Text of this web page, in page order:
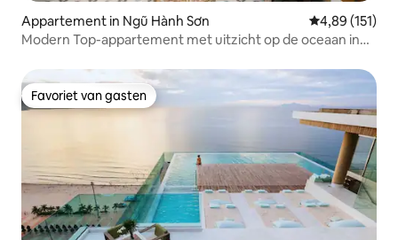
Appartement in Ngũ Hành Sơn Gemiddelde
4,89 (151)
Modern Top-appartement met uitzicht op de oceaan in
Favoriet van gasten
Favoriet van gasten